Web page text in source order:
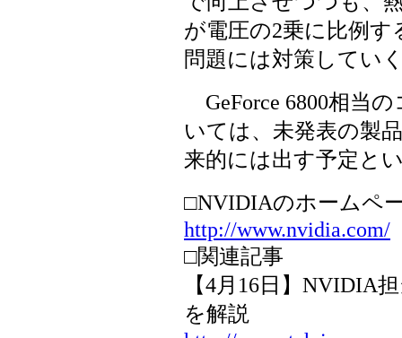
が電圧の2乗に比例
問題には対策してい
GeForce 6800相当
いては、未発表の製
来的には出す予定と
□NVIDIAのホームペ
http://www.nvidia.com/
□関連記事
【4月16日】NVIDIA
を解説